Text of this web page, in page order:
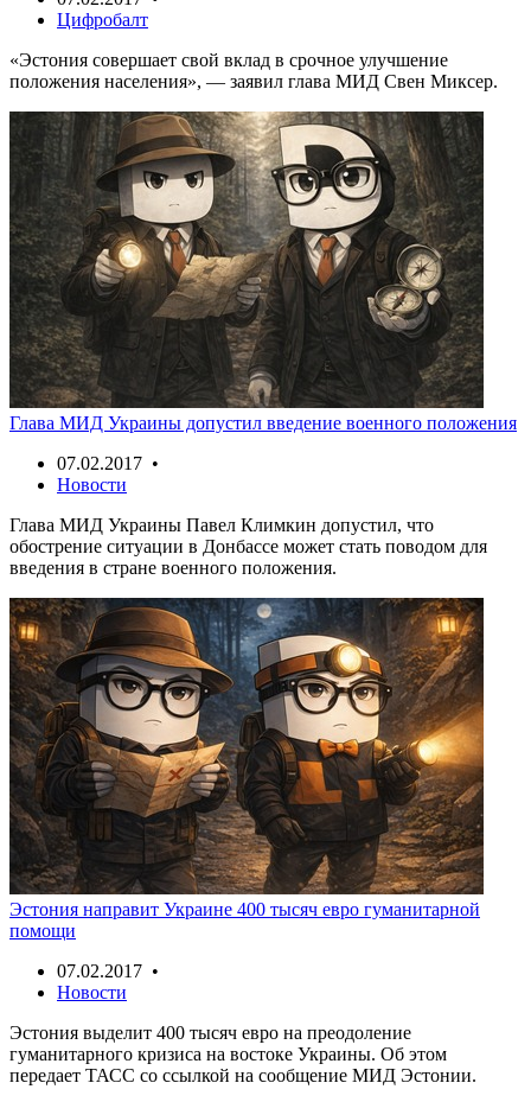
Цифробалт
«Эстония совершает свой вклад в срочное улучшение
положения населения», — заявил глава МИД Свен Миксер.
Глава МИД Украины допустил введение военного положения
07.02.2017 •
Новости
Глава МИД Украины Павел Климкин допустил, что
обострение ситуации в Донбассе может стать поводом для
введения в стране военного положения.
Эстония направит Украине 400 тысяч евро гуманитарной
помощи
07.02.2017 •
Новости
Эстония выделит 400 тысяч евро на преодоление
гуманитарного кризиса на востоке Украины. Об этом
передает ТАСС со ссылкой на сообщение МИД Эстонии.